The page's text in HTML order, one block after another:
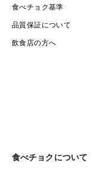
食べチョク基準
品質保証について
飲食店の方へ
食べチョクについて